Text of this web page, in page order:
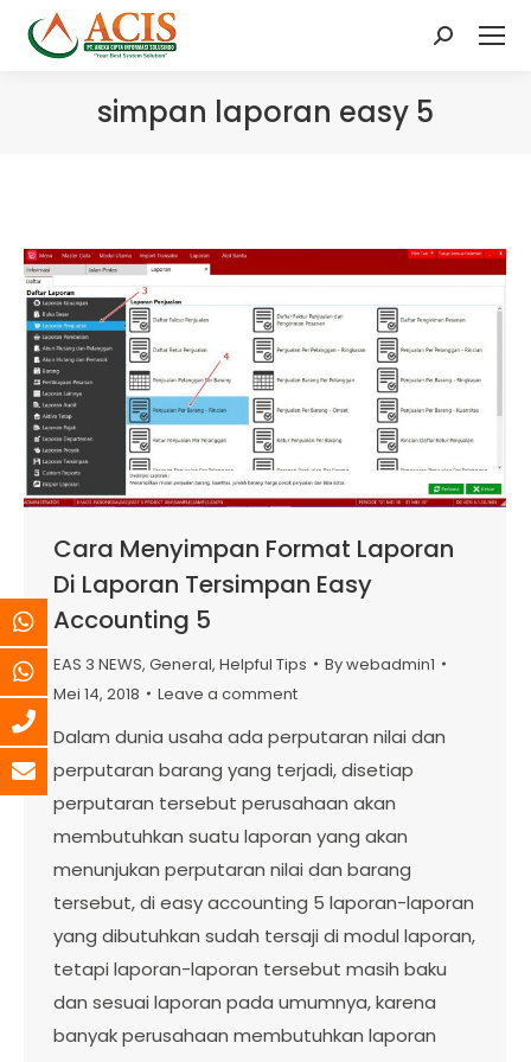
Search:
simpan laporan easy 5
Cara Menyimpan Format Laporan
Di Laporan Tersimpan Easy
Accounting 5
EAS 3 NEWS, General, Helpful Tips Bywebadmin1
Mei 14, 2018
Leave a comment
Dalam dunia usaha ada perputaran nilai dan
perputaran barang yang terjadi, disetiap
perputaran tersebut perusahaan akan
membutuhkan suatu laporan yang akan
menunjukan perputaran nilai dan barang
tersebut, di easy accounting 5 laporan-laporan
yang dibutuhkan sudah tersaji di modul laporan,
tetapi laporan-laporan tersebut masih baku
dan sesuai laporan pada umumnya, karena
banyak perusahaan membutuhkan laporan